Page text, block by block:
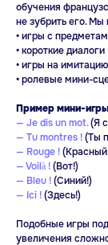
обучения
не зубрить его. Мы
• игры с
• короткие диалоги
• игры на
• ролевые мини-
Пример мини-
— Je dis un mot.(Я
— Tu montres !(Ты
— Rouge !
— Voilà !(Вот!)
— Bleu !(Синий!)
— Ici !(Здесь!)
Подобные игры
увеличения